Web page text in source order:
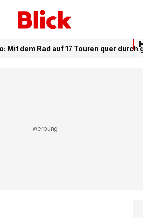
Mit dem Rad auf 17 Touren quer durch